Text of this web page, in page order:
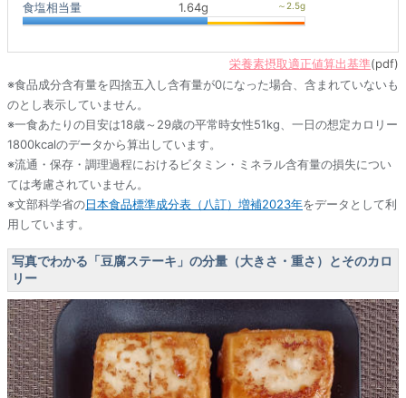
食塩相当量 1.64g
栄養素摂取適正値算出基準(pdf)
※食品成分含有量を四捨五入し含有量が0になった場合、含まれていないも
のとし表示していません。
※一食あたりの目安は18歳～29歳の平常時女性51kg、一日の想定カロリー
1800kcalのデータから算出しています。
※流通・保存・調理過程におけるビタミン・ミネラル含有量の損失につい
ては考慮されていません。
※文部科学省の日本食品標準成分表（八訂）増補2023年をデータとして利
用しています。
写真でわかる「豆腐ステーキ」の分量（大きさ・重さ）とそのカロ
リー